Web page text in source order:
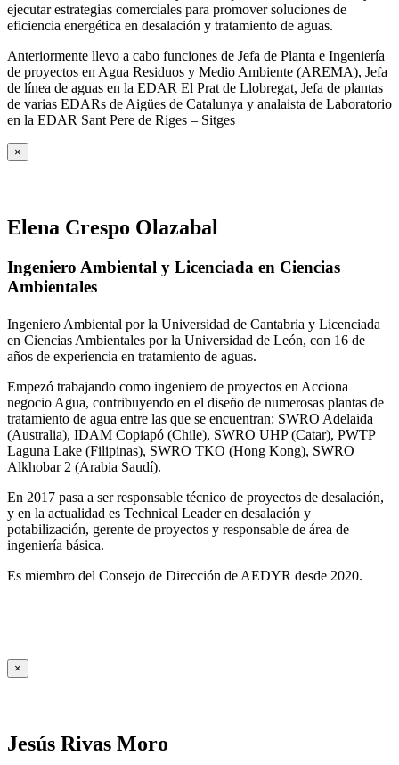
ejecutar estrategias comerciales para promover soluciones de
eficiencia energética en desalación y tratamiento de aguas.
Anteriormente llevo a cabo funciones de Jefa de Planta e Ingeniería
de proyectos en Agua Residuos y Medio Ambiente (AREMA), Jefa
de línea de aguas en la EDAR El Prat de Llobregat, Jefa de plantas
de varias EDARs de Aigües de Catalunya y analaista de Laboratorio
en la EDAR Sant Pere de Riges – Sitges
×
Elena Crespo Olazabal
Ingeniero Ambiental y Licenciada en Ciencias
Ambientales
Ingeniero Ambiental por la Universidad de Cantabria y Licenciada
en Ciencias Ambientales por la Universidad de León, con 16 de
años de experiencia en tratamiento de aguas.
Empezó trabajando como ingeniero de proyectos en Acciona
negocio Agua, contribuyendo en el diseño de numerosas plantas de
tratamiento de agua entre las que se encuentran: SWRO Adelaida
(Australia), IDAM Copiapó (Chile), SWRO UHP (Catar), PWTP
Laguna Lake (Filipinas), SWRO TKO (Hong Kong), SWRO
Alkhobar 2 (Arabia Saudí).
En 2017 pasa a ser responsable técnico de proyectos de desalación,
y en la actualidad es Technical Leader en desalación y
potabilización, gerente de proyectos y responsable de área de
ingeniería básica.
Es miembro del Consejo de Dirección de AEDYR desde 2020.
×
Jesús Rivas Moro